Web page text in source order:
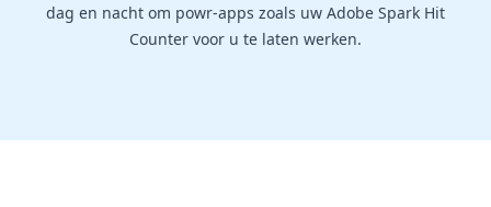
dag en nacht om powr-apps zoals uw Adobe Spark Hit
Counter voor u te laten werken.